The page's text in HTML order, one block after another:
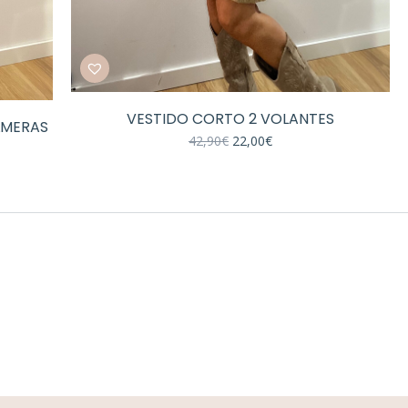
VESTIDO CORTO 2 VOLANTES
42,90€ El
22,00€El